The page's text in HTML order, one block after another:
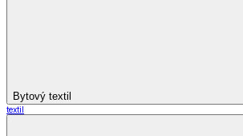
Bytový textil
textil